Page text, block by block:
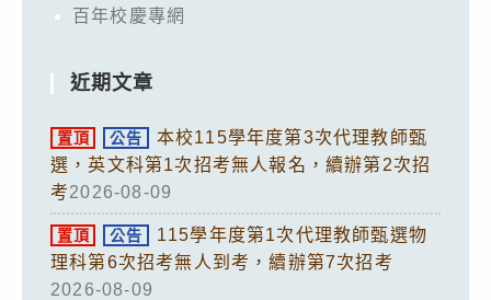
百年校慶專網
近期文章
置頂 公告
本校115學年度第3次代理教師甄
選，英文科第1次招考無人報名，續辦第2次招
考2026-08-09
置頂 公告
115學年度第1次代理教師甄選物
理科第6次招考無人到考，續辦第7次招考
2026-08-09